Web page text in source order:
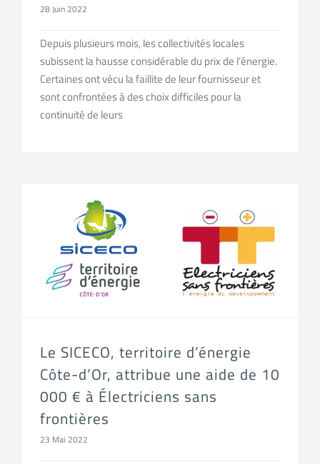
28 Juin 2022
Depuis plusieurs mois, les collectivités locales
subissent la hausse considérable du prix de l’énergie.
Certaines ont vécu la faillite de leur fournisseur et
sont confrontées à des choix difficiles pour la
continuité de leurs
Le SICECO, territoire d’énergie
Côte-d’Or, attribue une aide de 10
000 € à Électriciens sans
frontières
23 Mai 2022